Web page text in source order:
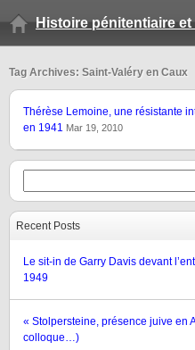
Histoire pénitentiaire
Tag Archives: Saint-Valéry en Caux
Thérèse Lemoine, une résistante
en 1941 Mar 19, 2010
Recent Posts
Le sit-in de Garry Davis devant
1949
« Stolpersteine, présence juive en
colloque…)